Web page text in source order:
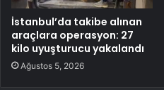
İstanbul’da takibe alınan
araçlara operasyon: 27
kilo uyuşturucu yakalandı
Ağustos 5, 2026